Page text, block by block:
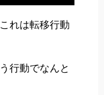
れは転移行動
行動でなんと